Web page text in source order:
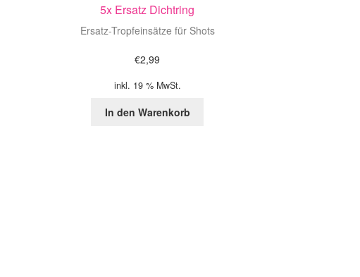
5x Ersatz Dichtring
Ersatz-Tropfeinsätze für Shots
€2,99
inkl. 19 % MwSt.
In den Warenkorb